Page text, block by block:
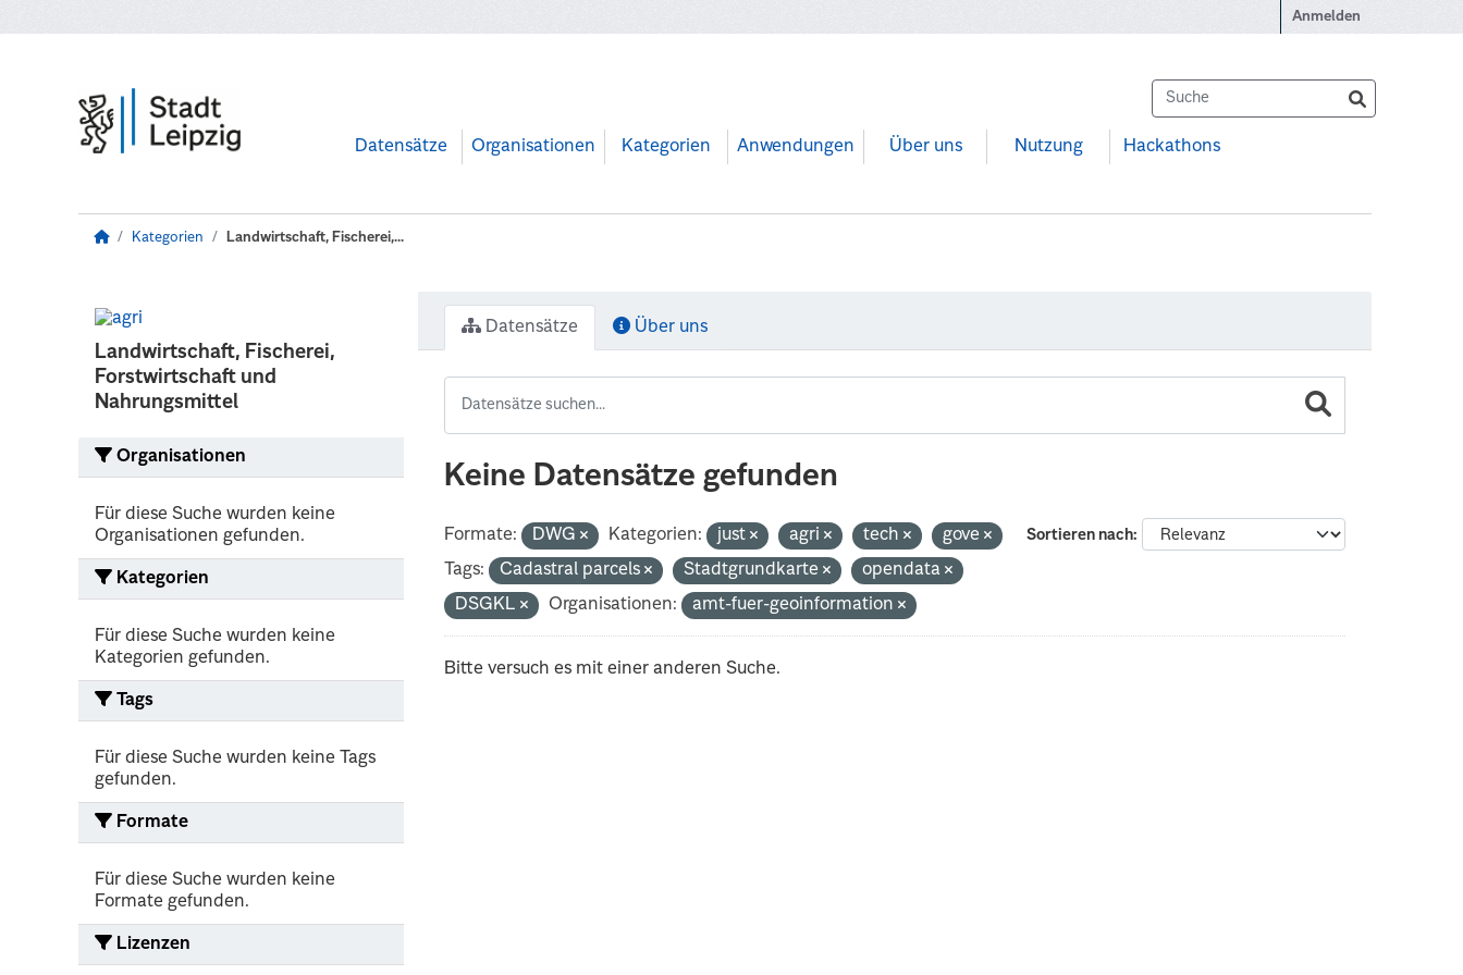
Anmelden
Datensätze Organisationen Kategorien Anwendungen Über uns Nutzung Hackathons
Kategorien Landwirtschaft, Fischerei,...
Landwirtschaft, Fischerei,
Forstwirtschaft und
Nahrungsmittel
Organisationen
Für diese Suche wurden keine
Organisationen gefunden.
Kategorien
Für diese Suche wurden keine
Kategorien gefunden.
Tags
Für diese Suche wurden keine Tags
gefunden.
Formate
Für diese Suche wurden keine
Formate gefunden.
Lizenzen
Datensätze Über uns
Keine Datensätze gefunden
Sortieren nach
Formate: DWG Kategorien: just agri tech
gove
Tags:
Cadastral parcels Stadtgrundkarte
opendata
DSGKL
Organisationen: amt-fuer-geoinformation
Bitte versuch es mit einer anderen Suche.